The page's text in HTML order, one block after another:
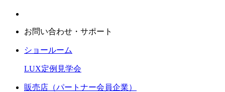
お問い合わせ・サポート
ショールーム
LUX定例見学会
販売店（パートナー会員企業）